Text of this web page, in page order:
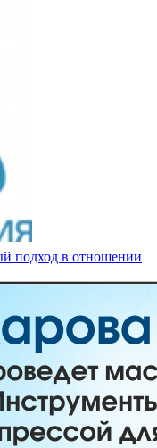
подход в отношении